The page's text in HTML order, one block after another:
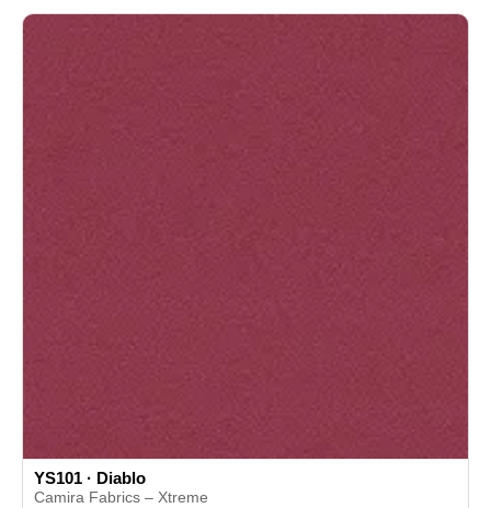
YS101 · Diablo
Camira Fabrics – Xtreme